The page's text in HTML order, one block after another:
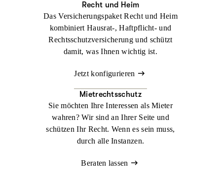
Recht und Heim
Das Versicherungspaket Recht und Heim
kombiniert Hausrat-, Haftpflicht- und
Rechtsschutzversicherung und schützt
damit, was Ihnen wichtig ist.
Jetzt konfigurieren
Mietrechtsschutz
Sie möchten Ihre Interessen als Mieter
wahren? Wir sind an Ihrer Seite und
schützen Ihr Recht. Wenn es sein muss,
durch alle Instanzen.
Beraten lassen